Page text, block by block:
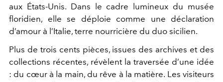
aux États-Unis. Dans le cadre lumineux du musée
floridien, elle se déploie comme une déclaration
d’amour à l’Italie, terre nourricière du duo sicilien.
Plus de trois cents pièces, issues des archives et des
collections récentes, révèlent la traversée d’une idée
: du cœur à la main, du rêve à la matière. Les visiteurs